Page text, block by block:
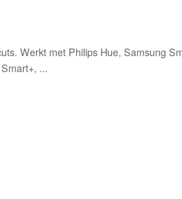
Werkt met Philips Hue, Samsung
...